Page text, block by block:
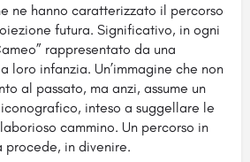
ne hanno caratterizzato il percorso
futura. Significativo, in ogni
rappresentato da una
infanzia. Un’immagine che non
al passato, ma anzi, assume un
inteso a suggellare le
cammino. Un percorso in
procede, in divenire.